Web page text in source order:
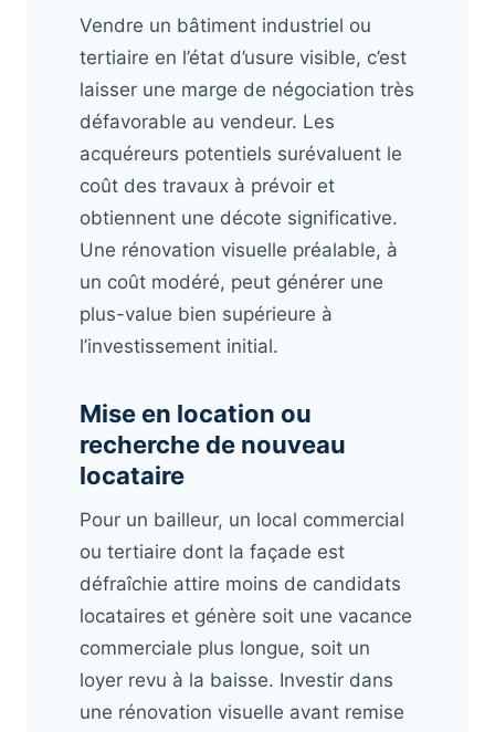
Vendre un bâtiment industriel ou
tertiaire en l’état d’usure visible, c’est
laisser une marge de négociation très
défavorable au vendeur. Les
acquéreurs potentiels surévaluent le
coût des travaux à prévoir et
obtiennent une décote significative.
Une rénovation visuelle préalable, à
un coût modéré, peut générer une
plus-value bien supérieure à
l’investissement initial.
Mise en location ou
recherche de nouveau
locataire
Pour un bailleur, un local commercial
ou tertiaire dont la façade est
défraîchie attire moins de candidats
locataires et génère soit une vacance
commerciale plus longue, soit un
loyer revu à la baisse. Investir dans
une rénovation visuelle avant remise